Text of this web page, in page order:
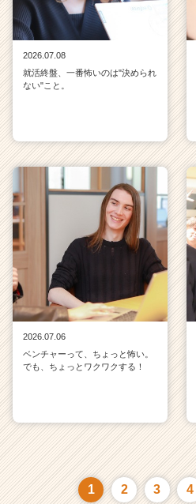
2026.07.08
就活終盤、一番怖いのは"決められ
ない"こと。
2026.07.06
ベンチャーって、ちょっと怖い。
でも、ちょっとワクワクする！
1 2 3 4